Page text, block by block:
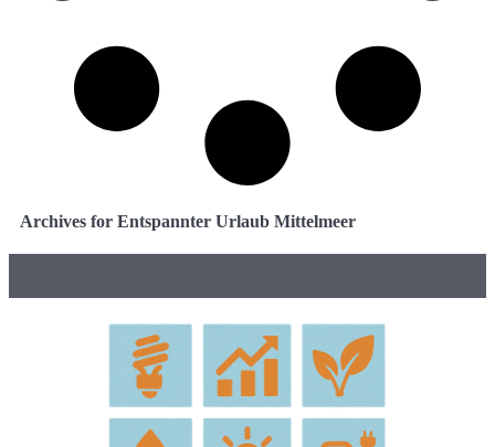
Archives for Entspannter Urlaub Mittelmeer